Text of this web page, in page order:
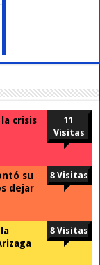
crisis
11
Visitas
su
dejar
8 Visitas
8 Visitas